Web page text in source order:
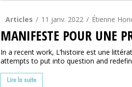
Articles 11 janv. 2022 Étienne
MANIFESTE POUR UNE
In a recent work, L’histoire est une
attempts to put into question and
Lire la suite